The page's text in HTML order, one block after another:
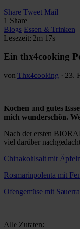
Share Tweet Mail
1 Share
Blogs Essen & Trinken
Lesezeit: 2m 17s
Ein thx4cooking
von Thx4cooking · 23.
Kochen und gutes
mich wunderschön.
Nach der ersten
viel darüber
Chinakohlsalt mit
Rosmarinpolenta mit
Ofengemüse mit
Alle Zutaten: